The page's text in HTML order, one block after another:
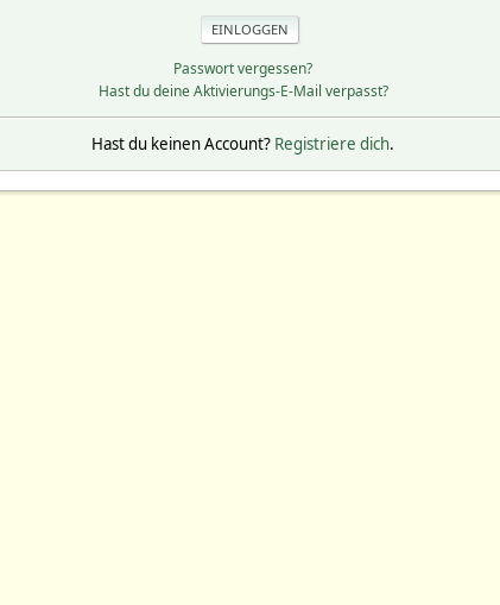
Passwort vergessen?
Hast du deine Aktivierungs-E-Mail verpasst?
Hast du keinen Account? Registriere dich.